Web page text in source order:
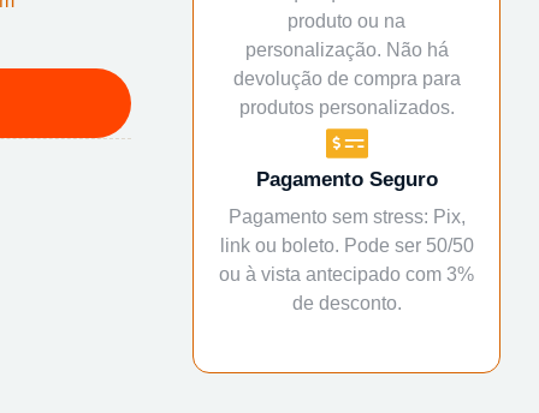
produto ou na
personalização. Não há
devolução de compra para
produtos personalizados.
Pagamento Seguro
Pagamento sem stress: Pix,
link ou boleto. Pode ser 50/50
ou à vista antecipado com 3%
de desconto.